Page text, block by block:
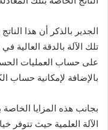
الجدير بالذكر أن هذا
تلك الآلة بالدقة العالية
على حساب العمليات
بالإضافة لإمكانية حساب
بجانب هذه المزايا الخاصة
الآلة العلمية حيث